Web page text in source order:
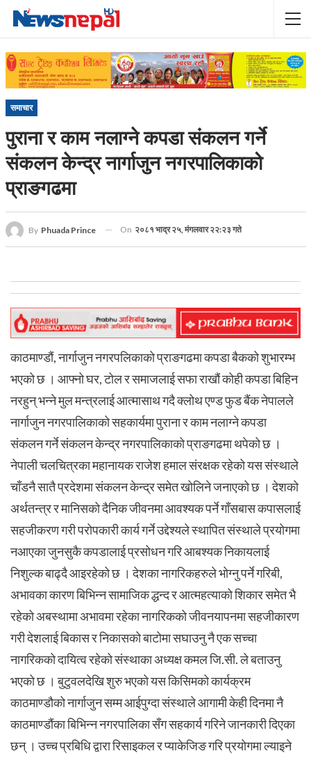
समाचार
पुराना र काम नलाग्ने कपडा संकलन गर्ने
संकलन केन्द्र नार्गाजुन नगरपालिकाको
प्राङगढमा
By Phuada Prince On २०८१ भाद्र २५, मंगलवार २२:२३ गते
काठमाण्डौं, नार्गाजुन नगरपलिकाको प्राङगढमा कपडा बैकको शुभारम्भ
भएको छ । आफ्नो घर, टोल र समाजलाई सफा राखौं कोही कपडा बिहिन
नरहुन् भन्ने मुल मन्त्रलाई आत्मासाथ गदै क्लोथ एण्ड फुड बैंक नेपालले
नार्गाजुन नगरपालिकाको सहकार्यमा पुराना र काम नलाग्ने कपडा
संकलन गर्ने संकलन केन्द्र नगरपालिकाको प्राङगढमा थपेको छ ।
नेपाली चलचित्रका महानायक राजेश हमाल संरक्षक रहेको यस संस्थाले
चाँडनै सातै प्रदेशमा संकलन केन्द्र समेत खोलिने जनाएको छ । देशको
अर्थतन्त्र र मानिसको दैनिक जीवनमा आवश्यक पर्ने गाँसबास कपासलाई
सहजीकरण गरी परोपकारी कार्य गर्ने उद्देश्यले स्थापित संस्थाले प्रयोगमा
नआएका जुनसुकै कपडालाई प्रसोधन गरि आबश्यक निकायलाई
निशुल्क बाढ्दै आइरहेको छ । देशका नागरिकहरुले भोग्नु पर्ने गरिबी,
अभावका कारण बिभिन्न सामाजिक द्धन्द र आत्महत्याको शिकार समेत भै
रहेको अबस्थामा अभावमा रहेका नागरिकको जीवनयापनमा सहजीकारण
गरी देशलाई बिकास र निकासको बाटोमा सघाउनु नै एक सच्चा
नागरिकको दायित्व रहेको संस्थाका अध्यक्ष कमल जि.सी. ले बताउनु
भएको छ । बुटुवलदेखि शुरु भएको यस किसिमको कार्यक्रम
काठमाण्डौको नार्गाजुन सम्म आईपुग्दा संस्थाले आगामी केही दिनमा नै
काठमाण्डौंका बिभिन्न नगरपालिका सँग सहकार्य गरिने जानकारी दिएका
छन् । उच्च प्रबिधि द्वारा रिसाइकल र प्याकेजिङ गरि प्रयोगमा ल्याइने